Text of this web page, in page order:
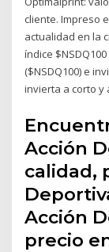
cliente. Impreso
actualidad en la
índice
($NSDQ100) e
invierta a corto y
Acción
calidad,
Acción
precio